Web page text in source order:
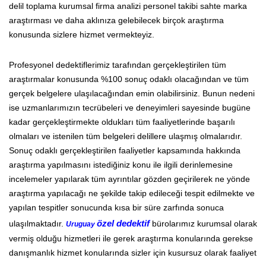
delil toplama kurumsal firma analizi personel takibi sahte marka
araştırması ve daha aklınıza gelebilecek birçok araştırma
konusunda sizlere hizmet vermekteyiz.
Profesyonel dedektiflerimiz tarafından gerçekleştirilen tüm
araştırmalar konusunda %100 sonuç odaklı olacağından ve tüm
gerçek belgelere ulaşılacağından emin olabilirsiniz. Bunun nedeni
ise uzmanlarımızın tecrübeleri ve deneyimleri sayesinde bugüne
kadar gerçekleştirmekte oldukları tüm faaliyetlerinde başarılı
olmaları ve istenilen tüm belgeleri delillere ulaşmış olmalarıdır.
Sonuç odaklı gerçekleştirilen faaliyetler kapsamında hakkında
araştırma yapılmasını istediğiniz konu ile ilgili derinlemesine
incelemeler yapılarak tüm ayrıntılar gözden geçirilerek ne yönde
araştırma yapılacağı ne şekilde takip edileceği tespit edilmekte ve
yapılan tespitler sonucunda kısa bir süre zarfında sonuca
ulaşılmaktadır. Uruguay özel dedektifbürolarımız kurumsal olarak
vermiş olduğu hizmetleri ile gerek araştırma konularında gerekse
danışmanlık hizmet konularında sizler için kusursuz olarak faaliyet